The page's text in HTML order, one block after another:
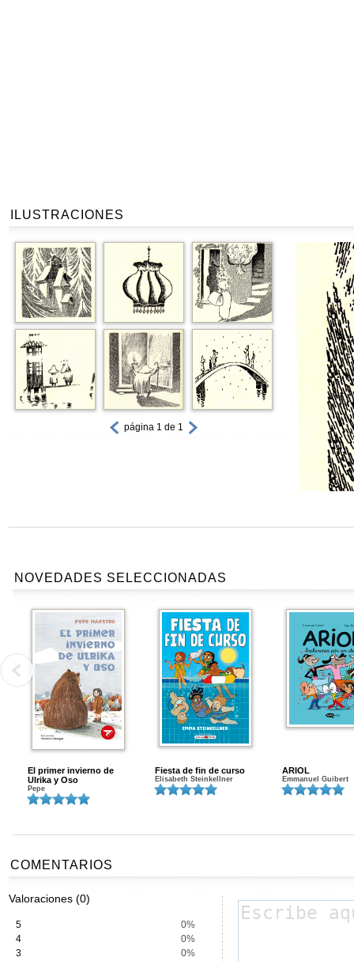
ILUSTRACIONES
página 1 de 1
NOVEDADES SELECCIONADAS
El primer invierno de
Ulrika y Oso
Pepe
Fiesta de fin de curso
Elisabeth Steinkellner
ARIOL
Emmanuel Guibert
COMENTARIOS
Valoraciones (0)
5
0%
4
0%
3
0%